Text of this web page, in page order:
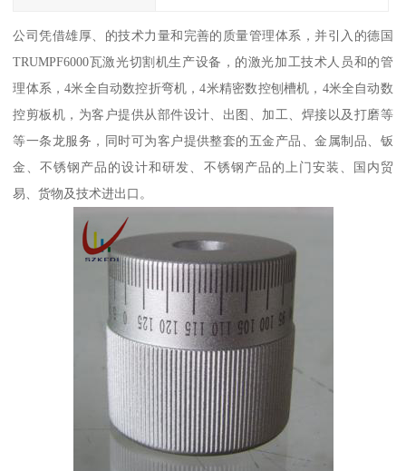
公司凭借雄厚、的技术力量和完善的质量管理体系，并引入的德国
TRUMPF6000瓦激光切割机生产设备，的激光加工技术人员和的管
理体系，4米全自动数控折弯机，4米精密数控刨槽机，4米全自动数
控剪板机，为客户提供从部件设计、出图、加工、焊接以及打磨等
等一条龙服务，同时可为客户提供整套的五金产品、金属制品、钣
金、不锈钢产品的设计和研发、不锈钢产品的上门安装、国内贸
易、货物及技术进出口。